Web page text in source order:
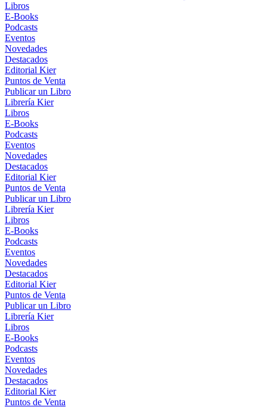
Libros
E-Books
Podcasts
Eventos
Novedades
Destacados
Editorial Kier
Puntos de Venta
Publicar un Libro
Librería Kier
Libros
E-Books
Podcasts
Eventos
Novedades
Destacados
Editorial Kier
Puntos de Venta
Publicar un Libro
Librería Kier
Libros
E-Books
Podcasts
Eventos
Novedades
Destacados
Editorial Kier
Puntos de Venta
Publicar un Libro
Librería Kier
Libros
E-Books
Podcasts
Eventos
Novedades
Destacados
Editorial Kier
Puntos de Venta